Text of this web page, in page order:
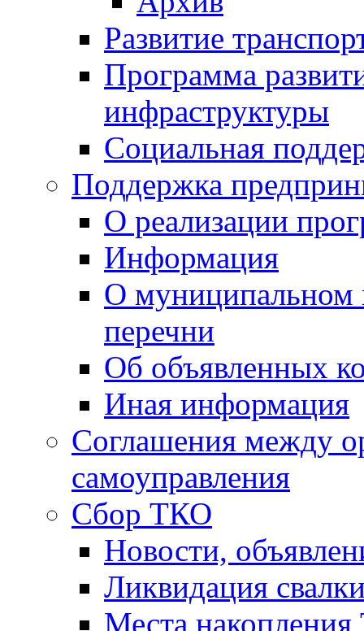
Развитие
Программа
инфраструктуры
Социальная
Поддержка
О реализации
Информация
О муниципальном
перечни
Об объявленных
Иная информация
Соглашения между
самоуправления
Сбор ТКО
Новости,
Ликвидация
Места